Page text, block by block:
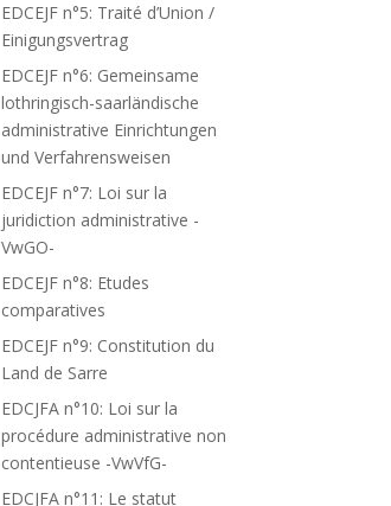
EDCEJF n°5: Traité d’Union /
Einigungsvertrag
EDCEJF n°6: Gemeinsame
lothringisch-saarländische
administrative Einrichtungen
und Verfahrensweisen
EDCEJF n°7: Loi sur la
juridiction administrative -
VwGO-
EDCEJF n°8: Etudes
comparatives
EDCEJF n°9: Constitution du
Land de Sarre
EDCJFA n°10: Loi sur la
procédure administrative non
contentieuse -VwVfG-
EDCJFA n°11: Le statut